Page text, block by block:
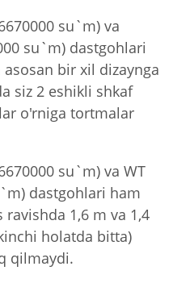
su`m) va
su`m) dastgohlari
bir xil dizaynga
siz 2 eshikli shkaf
o'rniga tortmalar
su`m) va WT
dastgohlari ham
1,6 m va 1,4
holatda bitta)
qilmaydi.